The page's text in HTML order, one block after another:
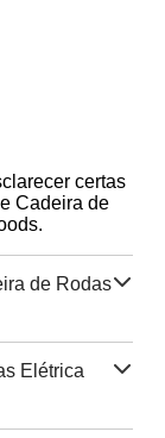
certas
Cadeira de
de Rodas
Elétrica